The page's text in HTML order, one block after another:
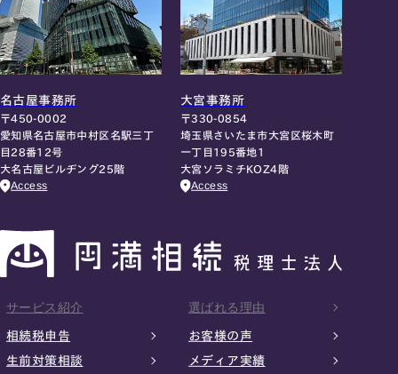
名古屋事務所
〒450-0002
愛知県名古屋市中村区名駅三丁
目28番12号
大名古屋ビルヂング25階
Access
大宮事務所
〒330-0854
埼玉県さいたま市大宮区桜木町
一丁目195番地1
大宮ソラミチKOZ4階
Access
サービス紹介
相続税申告
生前対策相談
選ばれる理由
お客様の声
メディア実績